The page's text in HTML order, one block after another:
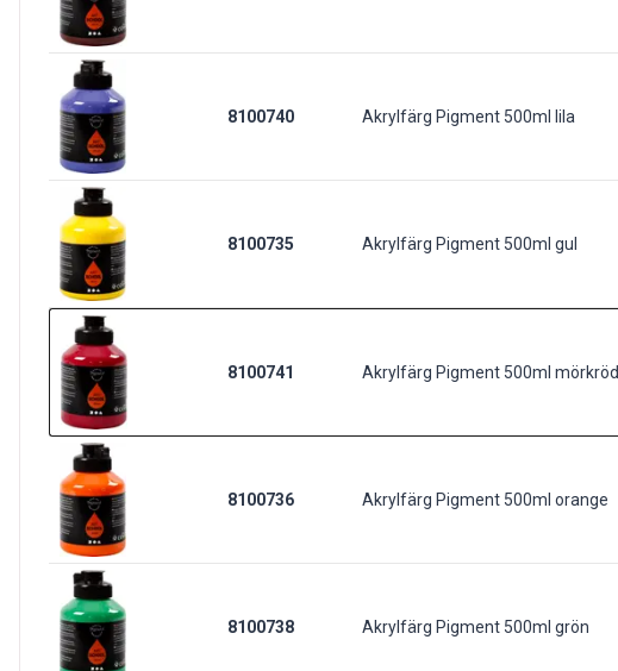
8100740 Akrylfärg Pigment 500ml lila
8100735 Akrylfärg Pigment 500ml gul
8100741 Akrylfärg Pigment 500ml mörkröd
8100736 Akrylfärg Pigment 500ml orange
8100738 Akrylfärg Pigment 500ml grön